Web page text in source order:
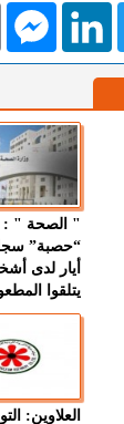
MessengerLinkedIn
“حصبة”
أيار لدى
يتلقوا
العلاوين: